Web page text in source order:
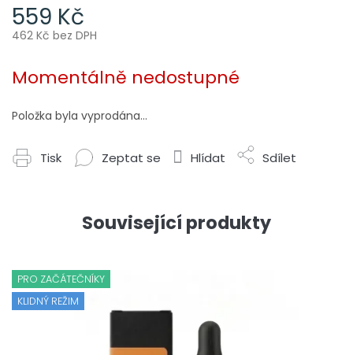
559 Kč
462 Kč bez DPH
cena:
Momentálně nedostupné
Položka byla vyprodána…
Tisk Zeptat se Hlídat Sdílet
Související produkty
PRO ZAČÁTEČNÍKY
KLIDNÝ REŽIM